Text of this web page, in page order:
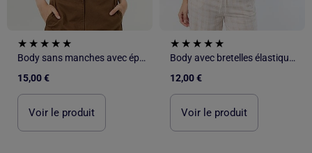
Body sans manches avec épaulettes
15,00 €
Voir le produit
Body avec bretelles élastiquées
12,00 €
Voir le produit